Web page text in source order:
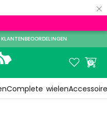
×
 
0
Complete wielen